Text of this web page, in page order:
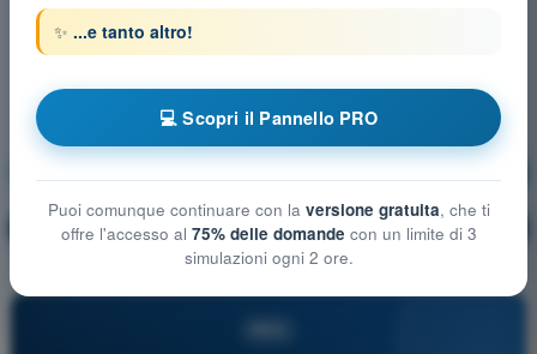
🔒 PRO Spiegazione domanda
✨ ...e tanto altro!
💻 Scopri il Pannello PRO
Puoi comunque continuare con la versione gratuita, che ti
offre l'accesso al 75% delle domande con un limite di 3
simulazioni ogni 2 ore.